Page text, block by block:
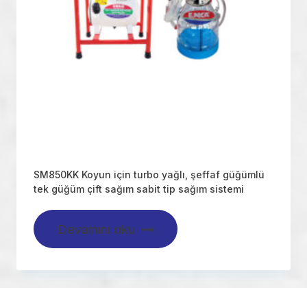
SM850KK Koyun için turbo yağlı, şeffaf güğümlü
tek güğüm çift sağım sabit tip sağım sistemi
Devamını oku